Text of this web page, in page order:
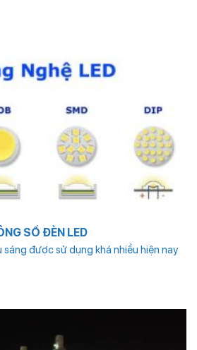
SỐ ĐÈN LED
được sử dụng khá nhiều hiện nay